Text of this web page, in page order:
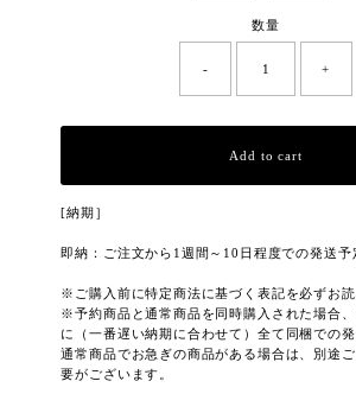
数量
- +
Add to cart
[納期］
即納：ご注文から1週間～10日程度での発送予
※ご購入前に特定商法に基づく表記を必ずお読
※予約商品と通常商品を同時購入された場合
に（一番遅い納期に合わせて）全て同梱での発
通常商品でお急ぎの商品がある場合は、別途
要がございます。